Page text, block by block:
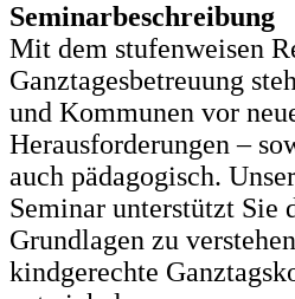
Seminarbeschreibung
Mit dem stufenweisen
Ganztagesbetreuung
und Kommunen vor
Herausforderungen –
auch pädagogisch.
Seminar unterstützt Sie
Grundlagen zu
kindgerechte